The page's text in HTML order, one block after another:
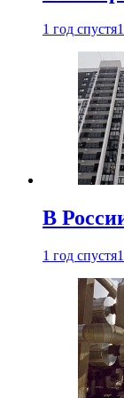
1 год спустя
В
1 год спустя